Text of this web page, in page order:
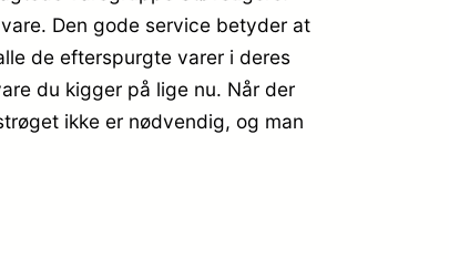
Den gode service betyder at
de efterspurgte varer i deres
du kigger på lige nu. Når der
ikke er nødvendig, og man